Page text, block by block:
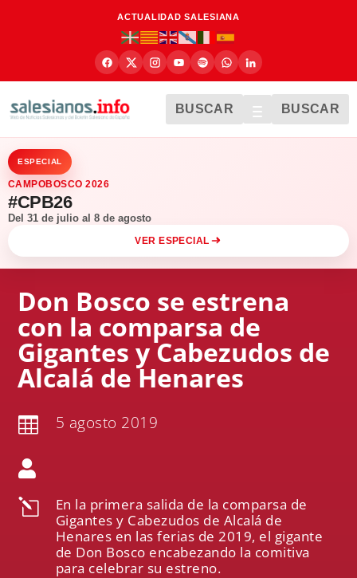
ACTUALIDAD SALESIANA
BUSCAR BUSCAR
ESPECIAL
CAMPOBOSCO 2026
#CPB26
Del 31 de julio al 8 de agosto
VER ESPECIAL
Don Bosco se estrena
con la comparsa de
Gigantes y Cabezudos de
Alcalá de Henares
 5 agosto 2019

l
En la primera salida de la comparsa de
Gigantes y Cabezudos de Alcalá de
Henares en las ferias de 2019, el gigante
de Don Bosco encabezando la comitiva
para celebrar su estreno.